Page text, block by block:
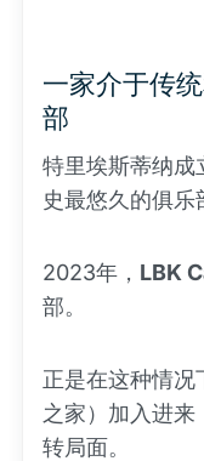
一家介于传
部
特里埃斯蒂纳成
史最悠久的俱乐
2023年， LBK
部。
正是在这种情
之家）加入进来
转局面。